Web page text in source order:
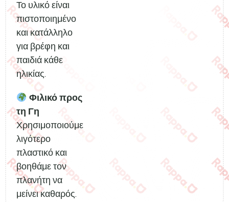
Το υλικό είναι
πιστοποιημένο
και κατάλληλο
για βρέφη και
παιδιά κάθε
ηλικίας.
Φιλικό προς
τη Γη
Χρησιμοποιούμε
λιγότερο
πλαστικό και
βοηθάμε τον
πλανήτη να
μείνει καθαρός.